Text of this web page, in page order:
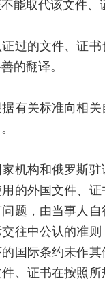
能取代该文件、
的文件、证书
的翻译。
关标准向相关
构和俄罗斯驻
的外国文件、
题，由当事人
往中公认的准
国际条约未作其
、证书在按照所